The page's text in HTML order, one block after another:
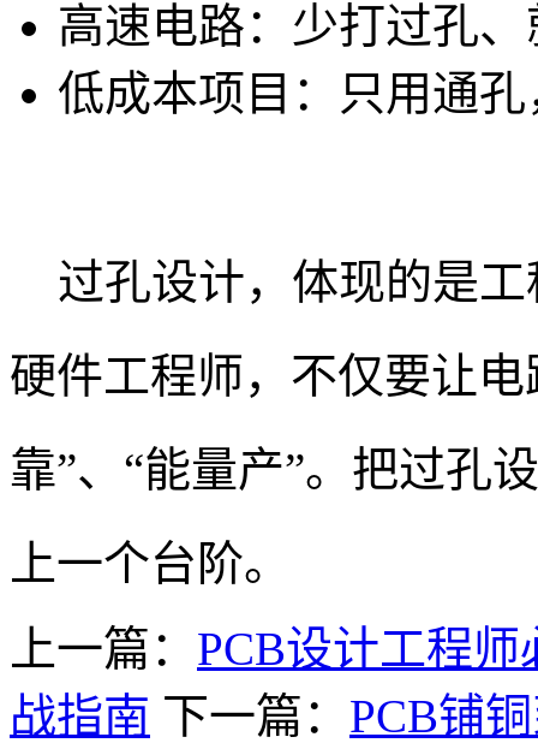
高速电路：少打过孔
低成本项目：只用通
过孔设计，体现的是工
硬件工程师，不仅要让电
靠”、“能量产”。把过孔
上一个台阶。
上一篇： PCB设计工程
战指南 下一篇： PCB铺